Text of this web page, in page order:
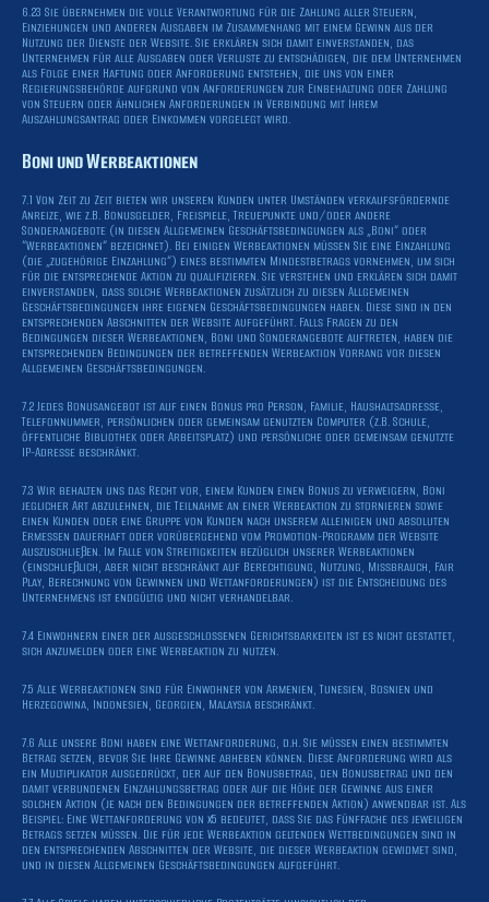
6.23 Sie übernehmen die volle Verantwortung für die Zahlung aller Steuern,
Einziehungen und anderen Ausgaben im Zusammenhang mit einem Gewinn aus der
Nutzung der Dienste der Website. Sie erklären sich damit einverstanden, das
Unternehmen für alle Ausgaben oder Verluste zu entschädigen, die dem Unternehmen
als Folge einer Haftung oder Anforderung entstehen, die uns von einer
Regierungsbehörde aufgrund von Anforderungen zur Einbehaltung oder Zahlung
von Steuern oder ähnlichen Anforderungen in Verbindung mit Ihrem
Auszahlungsantrag oder Einkommen vorgelegt wird.
Boni und Werbeaktionen
7.1 Von Zeit zu Zeit bieten wir unseren Kunden unter Umständen verkaufsfördernde
Anreize, wie z.B. Bonusgelder, Freispiele, Treuepunkte und/oder andere
Sonderangebote (in diesen Allgemeinen Geschäftsbedingungen als „Boni“ oder
“Werbeaktionen“ bezeichnet). Bei einigen Werbeaktionen müssen Sie eine Einzahlung
(die „zugehörige Einzahlung“) eines bestimmten Mindestbetrags vornehmen, um sich
für die entsprechende Aktion zu qualifizieren. Sie verstehen und erklären sich damit
einverstanden, dass solche Werbeaktionen zusätzlich zu diesen Allgemeinen
Geschäftsbedingungen ihre eigenen Geschäftsbedingungen haben. Diese sind in den
entsprechenden Abschnitten der Website aufgeführt. Falls Fragen zu den
Bedingungen dieser Werbeaktionen, Boni und Sonderangebote auftreten, haben die
entsprechenden Bedingungen der betreffenden Werbeaktion Vorrang vor diesen
Allgemeinen Geschäftsbedingungen.
7.2 Jedes Bonusangebot ist auf einen Bonus pro Person, Familie, Haushaltsadresse,
Telefonnummer, persönlichen oder gemeinsam genutzten Computer (z.B. Schule,
öffentliche Bibliothek oder Arbeitsplatz) und persönliche oder gemeinsam genutzte
IP-Adresse beschränkt.
7.3 Wir behalten uns das Recht vor, einem Kunden einen Bonus zu verweigern, Boni
jeglicher Art abzulehnen, die Teilnahme an einer Werbeaktion zu stornieren sowie
einen Kunden oder eine Gruppe von Kunden nach unserem alleinigen und absoluten
Ermessen dauerhaft oder vorübergehend vom Promotion-Programm der Website
auszuschließen. Im Falle von Streitigkeiten bezüglich unserer Werbeaktionen
(einschließlich, aber nicht beschränkt auf Berechtigung, Nutzung, Missbrauch, Fair
Play, Berechnung von Gewinnen und Wettanforderungen) ist die Entscheidung des
Unternehmens ist endgültig und nicht verhandelbar.
7.4 Einwohnern einer der ausgeschlossenen Gerichtsbarkeiten ist es nicht gestattet,
sich anzumelden oder eine Werbeaktion zu nutzen.
7.5 Alle Werbeaktionen sind für Einwohner von Armenien, Tunesien, Bosnien und
Herzegowina, Indonesien, Georgien, Malaysia beschränkt.
7.6 Alle unsere Boni haben eine Wettanforderung, d.h. Sie müssen einen bestimmten
Betrag setzen, bevor Sie Ihre Gewinne abheben können. Diese Anforderung wird als
ein Multiplikator ausgedrückt, der auf den Bonusbetrag, den Bonusbetrag und den
damit verbundenen Einzahlungsbetrag oder auf die Höhe der Gewinne aus einer
solchen Aktion (je nach den Bedingungen der betreffenden Aktion) anwendbar ist. Als
Beispiel: Eine Wettanforderung von x5 bedeutet, dass Sie das Fünffache des jeweiligen
Betrags setzen müssen. Die für jede Werbeaktion geltenden Wettbedingungen sind in
den entsprechenden Abschnitten der Website, die dieser Werbeaktion gewidmet sind,
und in diesen Allgemeinen Geschäftsbedingungen aufgeführt.